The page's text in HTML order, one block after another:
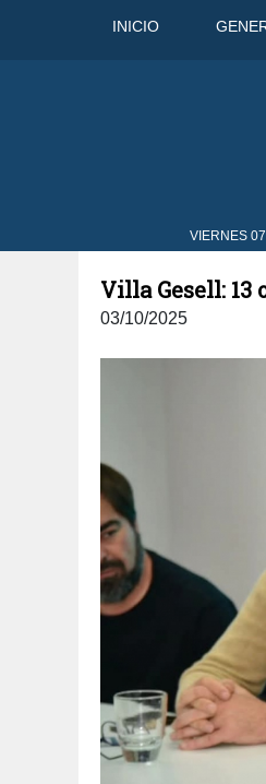
INICIO
VIERNES
8 Ago
Villa Gesell:
03/10/2025